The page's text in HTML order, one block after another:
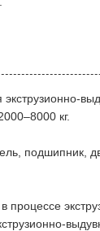
экструзионно-
кг.
подшипник,
процессе